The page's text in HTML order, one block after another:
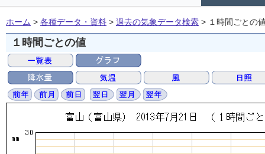
ホーム > 各種データ・資料 > 過去の気象データ検索 > １時間ごとの
１時間ごとの値